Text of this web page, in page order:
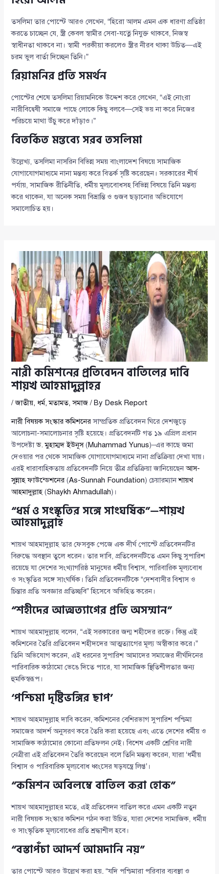
তসলিমা তার পোস্টে আরও লেখেন, “হিরো আলম এমন এক ধারণা প্রতিষ্ঠা
করতে চাচ্ছেন যে, স্ত্রী কেবল স্বামীর সেবা-যত্নে নিযুক্ত থাকবে, নিজস্ব
স্বাধীনতা থাকবে না। স্বামী পরকীয়া করলেও স্ত্রীর নীরব থাকা উচিত—এই
চরম ভুল বার্তা দিচ্ছেন তিনি।”
রিয়ামনির প্রতি সমর্থন
পোস্টের শেষে তসলিমা রিয়ামনিকে উদ্দেশ করে লেখেন, “এই নোংরা
নারীবিদ্বেষী সমাজে পাছে লোকে কিছু বলবে—সেই ভয় না করে নিজের
পরিচয়ে মাথা উঁচু করে দাঁড়াও।”
বিতর্কিত মন্তব্যে সরব তসলিমা
উল্লেখ্য, তসলিমা নাসরিন বিভিন্ন সময় বাংলাদেশ বিষয়ে সামাজিক
যোগাযোগমাধ্যমে নানা মন্তব্য করে বিতর্ক সৃষ্টি করেছেন। সরকারের শীর্ষ
পর্যায়, সামাজিক রীতিনীতি, ধর্মীয় মূল্যবোধসহ বিভিন্ন বিষয়ে তিনি মন্তব্য
করে থাকেন, যা অনেক সময় বিভ্রান্তি ও গুজব ছড়ানোর অভিযোগে
সমালোচিত হয়।
নারী কমিশনের প্রতিবেদন বাতিলের দাবি
শায়খ আহমাদুল্লাহর
/জাতীয়, ধর্ম,মতামত,সমাজ / By Desk Report
নারী বিষয়ক সংস্কার কমিশনেরসাম্প্রতিক প্রতিবেদন ঘিরে দেশজুড়ে
আলোচনা-সমালোচনার সৃষ্টি হয়েছে। প্রতিবেদনটি গত ১৯ এপ্রিল প্রধান
উপদেষ্টাড. মুহাম্মদ ইউনূস(Muhammad Yunus)–এর কাছে জমা
দেওয়ার পর থেকে সামাজিক যোগাযোগমাধ্যমে নানা প্রতিক্রিয়া দেখা যায়।
এরই ধারাবাহিকতায় প্রতিবেদনটি নিয়ে তীব্র প্রতিক্রিয়া জানিয়েছেনআস-
সুন্নাহ ফাউন্ডেশনের (As-Sunnah Foundation) চেয়ারম্যানশায়খ
আহমাদুল্লাহ (Shaykh Ahmadullah)।
“ধর্ম ও সংস্কৃতির সঙ্গে সাংঘর্ষিক”—শায়খ
আহমাদুল্লাহ
শায়খ আহমাদুল্লাহ তার ফেসবুক পেজে এক দীর্ঘ পোস্টে প্রতিবেদনটির
বিরুদ্ধে অবস্থান তুলে ধরেন। তার দাবি, প্রতিবেদনটিতে এমন কিছু সুপারিশ
রয়েছে যা দেশের সংখ্যাগরিষ্ঠ মানুষের ধর্মীয় বিশ্বাস, পারিবারিক মূল্যবোধ
ও সংস্কৃতির সঙ্গে সাংঘর্ষিক। তিনি প্রতিবেদনটিকে “দেশবাসীর বিশ্বাস ও
চিন্তার প্রতি অবজ্ঞার প্রতিচ্ছবি” হিসেবে অভিহিত করেন।
“শহীদের আত্মত্যাগের প্রতি অসম্মান”
শায়খ আহমাদুল্লাহ বলেন, “এই সরকারের জন্ম শহীদের রক্তে। কিন্তু এই
কমিশনের তৈরি প্রতিবেদন শহীদদের আত্মত্যাগের মূল্য অস্বীকার করে।”
তিনি অভিযোগ করেন, এই ধরনের সুপারিশ আমাদের সমাজের দীর্ঘদিনের
পারিবারিক কাঠামো ভেঙে দিতে পারে, যা সামাজিক স্থিতিশীলতার জন্য
হুমকিস্বরূপ।
‘পশ্চিমা দৃষ্টিভঙ্গির ছাপ’
শায়খ আহমাদুল্লাহ দাবি করেন, কমিশনের বেশিরভাগ সুপারিশ পশ্চিমা
সমাজের আদর্শ অনুসরণ করে তৈরি করা হয়েছে এবং এতে দেশের ধর্মীয় ও
সামাজিক কাঠামোর কোনো প্রতিফলন নেই। বিশেষ একটি শ্রেণির নারী
নেত্রীরা এই প্রতিবেদন তৈরি করেছেন বলে তিনি মন্তব্য করেন, যারা ‘ধর্মীয়
বিশ্বাস ও পারিবারিক মূল্যবোধ ধ্বংসের ষড়যন্ত্রে লিপ্ত’।
“কমিশন অবিলম্বে বাতিল করা হোক”
শায়খ আহমাদুল্লাহর মতে, এই প্রতিবেদন বাতিল করে এমন একটি নতুন
নারী বিষয়ক সংস্কার কমিশন গঠন করা উচিত, যারা দেশের সামাজিক, ধর্মীয়
ও সাংস্কৃতিক মূল্যবোধের প্রতি শ্রদ্ধাশীল হবে।
“বস্তাপঁচা আদর্শ আমদানি নয়”
তার পোস্টে আরও উল্লেখ করা হয়, “যদি পশ্চিমারা পরিবার ব্যবস্থা ও